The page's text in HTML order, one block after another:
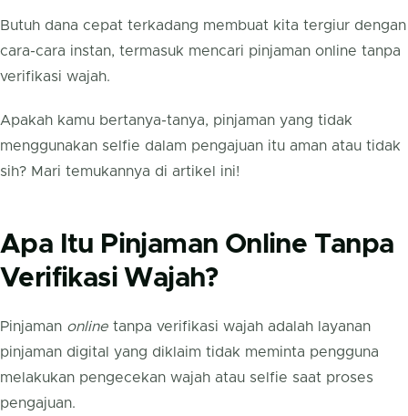
Butuh dana cepat terkadang membuat kita tergiur dengan
cara-cara instan, termasuk mencari pinjaman online tanpa
verifikasi wajah.
Apakah kamu bertanya-tanya, pinjaman yang tidak
menggunakan selfie dalam pengajuan itu aman atau tidak
sih? Mari temukannya di artikel ini!
Apa Itu Pinjaman Online Tanpa
Verifikasi Wajah?
Pinjaman online tanpa verifikasi wajah adalah layanan
pinjaman digital yang diklaim tidak meminta pengguna
melakukan pengecekan wajah atau selfie saat proses
pengajuan.